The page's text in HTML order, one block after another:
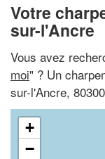
Votre
sur-l'Ancre
Vous avez
moi" ? Un
sur-l'Ancre,
+
−